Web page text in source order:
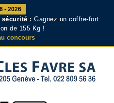
- 2026
sécurité : Gagnez un coffre-fort
de 155 Kg !
concours